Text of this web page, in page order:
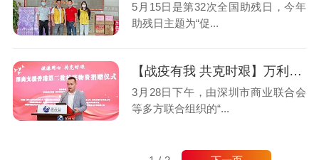
5月15日是第32次全国助残日，今年
助残日主题为“促...
【战疫有我 共克时艰】万利科技援港物资顺利启运
3月28日下午，由深圳市商业联合会
等多方联合组织的“...